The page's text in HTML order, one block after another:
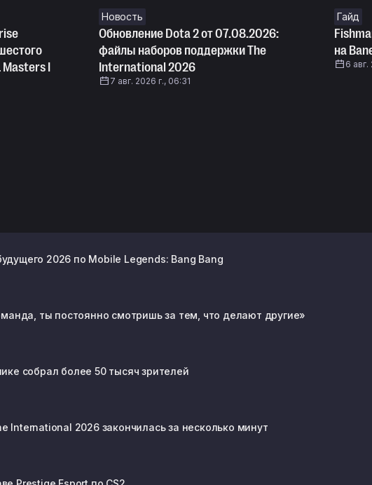
I
Новость
Обновление Dota 2 от 07.08.2026:
файлы наборов поддержки The
International 2026
7 авг. 2026 г., 06:31
Гайд
на
6 авг.
2026 по Mobile Legends: Bang Bang
ты постоянно смотришь за тем, что делают другие»
собрал более 50 тысяч зрителей
International 2026 закончилась за несколько минут